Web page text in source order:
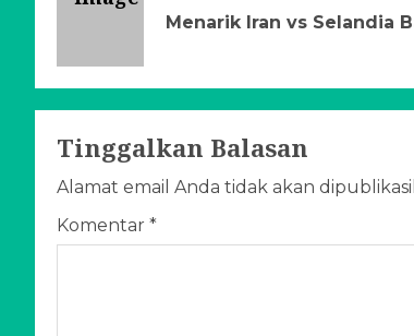
Menarik Iran vs Selandia
Tinggalkan Balasan
Alamat email Anda tidak akan
Komentar *